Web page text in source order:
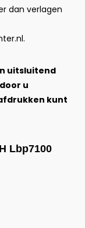
dan verlagen
.
uitsluitend
u
kunt
Lbp7100